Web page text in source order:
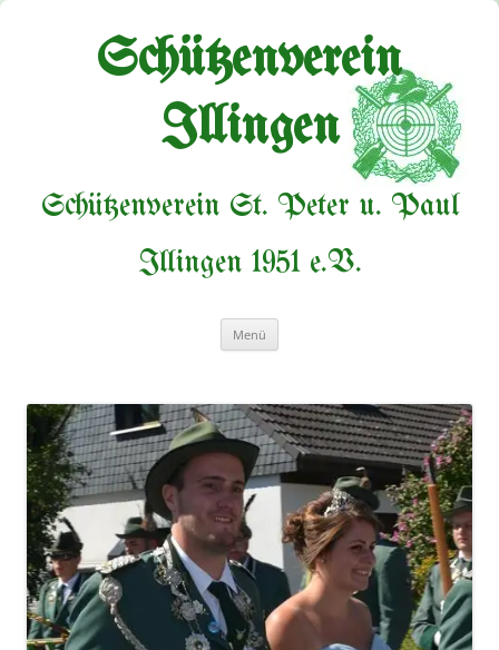
Schützenverein
Illingen
Schützenverein St. Peter u. Paul
Illingen 1951 e.V.
Menü